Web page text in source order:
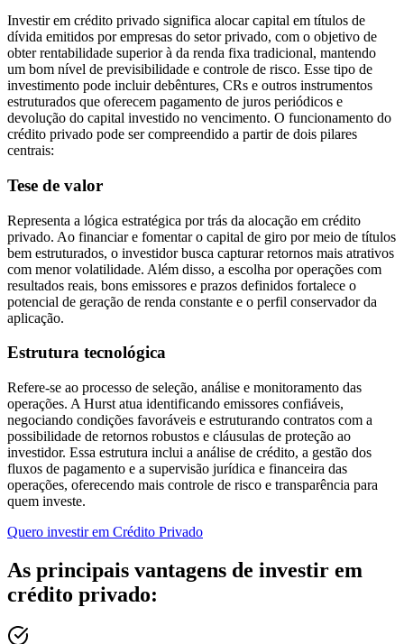
Investir em crédito privado significa alocar capital em títulos de
dívida emitidos por empresas do setor privado, com o objetivo de
obter rentabilidade superior à da renda fixa tradicional, mantendo
um bom nível de previsibilidade e controle de risco. Esse tipo de
investimento pode incluir debêntures, CRs e outros instrumentos
estruturados que oferecem pagamento de juros periódicos e
devolução do capital investido no vencimento. O funcionamento do
crédito privado pode ser compreendido a partir de dois pilares
centrais:
Tese de valor
Representa a lógica estratégica por trás da alocação em crédito
privado. Ao financiar e fomentar o capital de giro por meio de títulos
bem estruturados, o investidor busca capturar retornos mais atrativos
com menor volatilidade. Além disso, a escolha por operações com
resultados reais, bons emissores e prazos definidos fortalece o
potencial de geração de renda constante e o perfil conservador da
aplicação.
Estrutura tecnológica
Refere-se ao processo de seleção, análise e monitoramento das
operações. A Hurst atua identificando emissores confiáveis,
negociando condições favoráveis e estruturando contratos com a
possibilidade de retornos robustos e cláusulas de proteção ao
investidor. Essa estrutura inclui a análise de crédito, a gestão dos
fluxos de pagamento e a supervisão jurídica e financeira das
operações, oferecendo mais controle de risco e transparência para
quem investe.
Quero investir em Crédito Privado
As principais vantagens de investir em
crédito privado: